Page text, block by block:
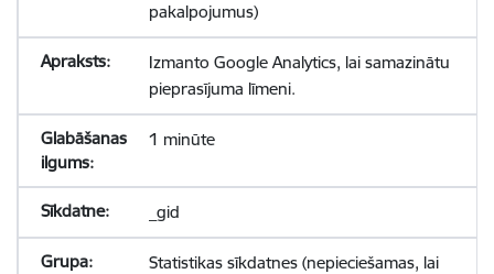
pakalpojumus)
Izmanto Google Analytics, lai samazinātu
pieprasījuma līmeni.
1 minūte
_gid
Statistikas sīkdatnes (nepieciešamas, lai